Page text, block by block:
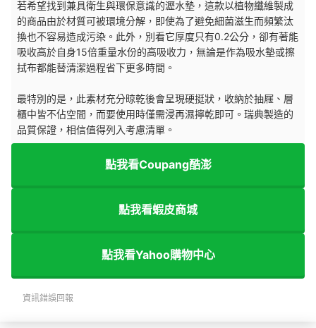
若希望找到兼具衛生與環保意識的瀝水墊，這款以植物纖維製成
的商品由於材質可被環境分解，即使為了避免細菌滋生而頻繁汰
換也不容易造成污染。此外，別看它厚度只有0.2公分，卻有著能
吸收高於自身15倍重量水份的高吸收力，無論是作為吸水墊或擦
拭布都能替清潔過程省下更多時間。
最特別的是，此素材充分晾乾後會呈現硬挺狀，收納於抽屜、層
櫃中皆不佔空間，而要使用時僅需浸再濕擰乾即可。瑞典製造的
品質保證，相信值得列入考慮清單。
點我看Coupang酷澎
點我看蝦皮商城
點我看Yahoo購物中心
資訊錯誤回報